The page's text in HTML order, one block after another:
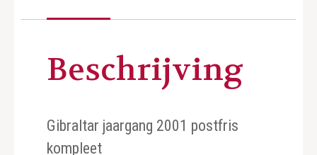
Beschrijving
Gibraltar jaargang 2001 postfris
kompleet